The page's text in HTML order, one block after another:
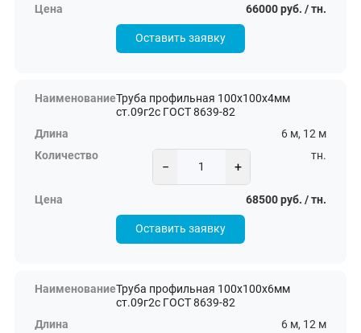
66000 руб. / тн.
Оставить заявку
Труба профильная 100х100х4мм
ст.09г2с ГОСТ 8639-82
6 м, 12 м
− +
тн.
68500 руб. / тн.
Оставить заявку
Труба профильная 100х100х6мм
ст.09г2с ГОСТ 8639-82
6 м, 12 м